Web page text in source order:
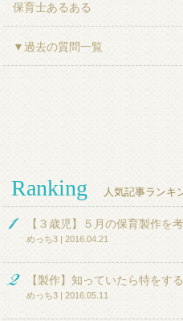
保育士あるある
▼過去の質問一覧
Ranking 人気記事ランキ
【３歳児】５月の保育製作を
めっち3 | 2016.04.21
【製作】知っていたら特をす
めっち3 | 2016.05.11